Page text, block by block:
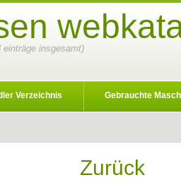
insgesamt)
Verzeichnis Gebrauchte
Zurück